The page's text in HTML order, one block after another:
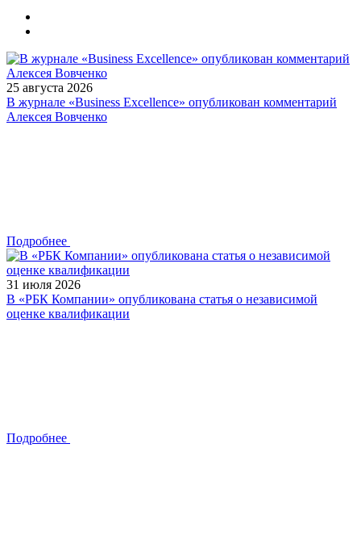
25 августа 2026
В журнале «Business Excellence» опубликован комментарий
Алексея Вовченко
Подробнее
31 июля 2026
В «РБК Компании» опубликована статья о независимой
оценке квалификации
Подробнее